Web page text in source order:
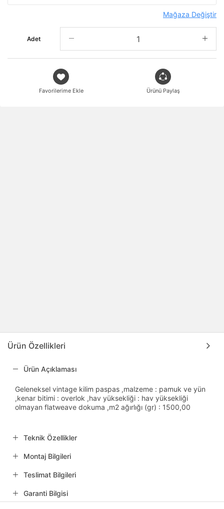
Mağaza Değiştir
Adet
Favorilerime Ekle Ürünü Paylaş
Ürün Özellikleri
Ürün Açıklaması
Geleneksel vintage kilim paspas ,malzeme : pamuk ve yün
,kenar bitimi : overlok ,hav yüksekliği : hav yüksekliği
olmayan flatweave dokuma ,m2 ağırlığı (gr) : 1500,00
Teknik Özellikler
Montaj Bilgileri
Teslimat Bilgileri
Garanti Bilgisi